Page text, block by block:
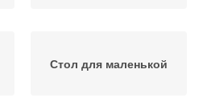
Стол для маленькой